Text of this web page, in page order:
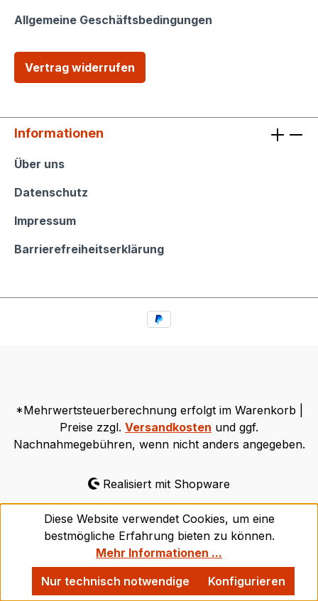
Allgemeine Geschäftsbedingungen
Vertrag widerrufen
Informationen
Informationen
Über uns
Datenschutz
Impressum
Barrierefreiheitserklärung
*Mehrwertsteuerberechnung erfolgt im Warenkorb |
Preise zzgl. Versandkosten und ggf.
Nachnahmegebühren, wenn nicht anders angegeben.
Realisiert mit Shopware
Diese Website verwendet Cookies, um eine
bestmögliche Erfahrung bieten zu können.
Mehr Informationen ...
Nur technisch notwendige
Konfigurieren